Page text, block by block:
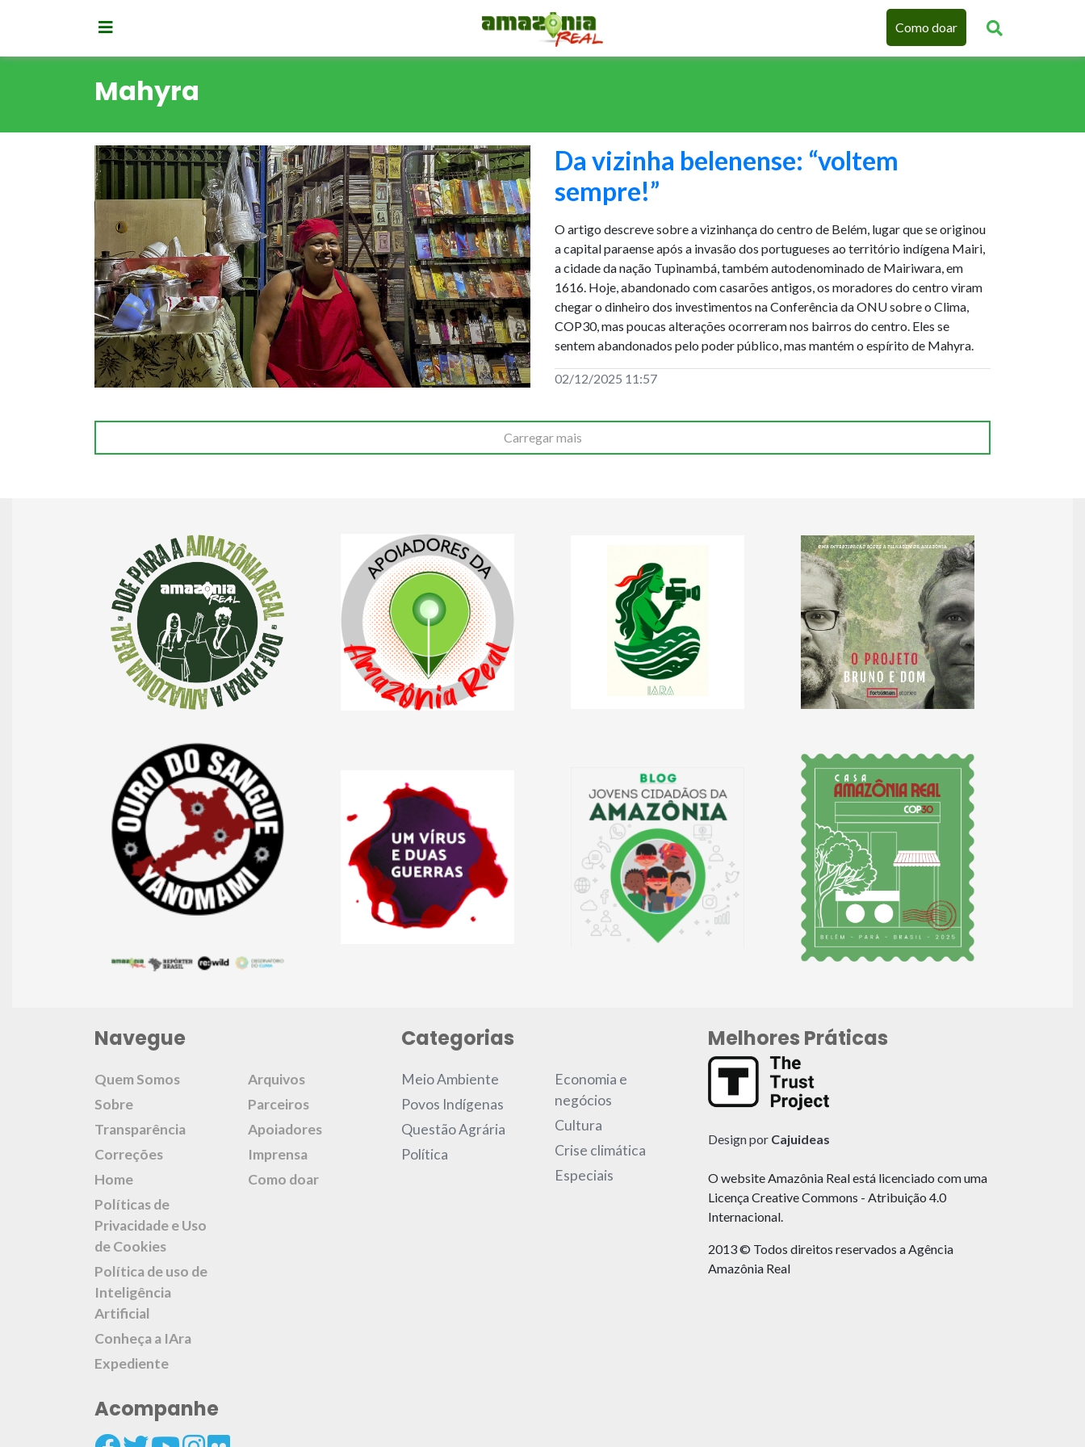
Como doar
Mahyra
Da vizinha belenense: “voltem
sempre!”
O artigo descreve sobre a vizinhança do centro de Belém, lugar que se originou
a capital paraense após a invasão dos portugueses ao território indígena Mairi,
a cidade da nação Tupinambá, também autodenominado de Mairiwara, em
1616. Hoje, abandonado com casarões antigos, os moradores do centro viram
chegar o dinheiro dos investimentos na Conferência da ONU sobre o Clima,
COP30, mas poucas alterações ocorreram nos bairros do centro. Eles se
sentem abandonados pelo poder público, mas mantém o espírito de Mahyra.
02/12/2025 11:57
Carregar mais
Navegue
Quem Somos
Sobre
Transparência
Correções
Home
Políticas de
Privacidade e Uso
de Cookies
Política de uso de
Inteligência
Artificial
Conheça a IAra
Expediente
Arquivos
Parceiros
Apoiadores
Imprensa
Como doar
Acompanhe
Categorias
Meio Ambiente
Povos Indígenas
Questão Agrária
Política
Economia e
negócios
Cultura
Crise climática
Especiais
Melhores Práticas
Design por Cajuideas
O website Amazônia Real está licenciado com uma
Licença Creative Commons - Atribuição 4.0
Internacional.
2013 © Todos direitos reservados a Agência
Amazônia Real